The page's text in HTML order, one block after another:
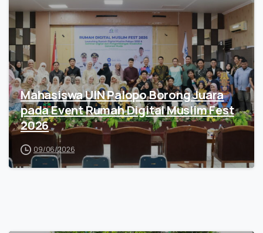
Mahasiswa UIN Palopo Borong Juara
pada Event Rumah Digital Muslim Fest
2026
09/06/2026